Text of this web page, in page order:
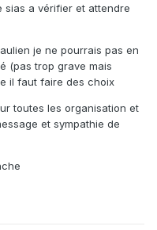
sias a vérifier et attendre
je ne pourrais pas en
(pas trop grave mais
il faut faire des choix
toutes les organisation et
et sympathie de